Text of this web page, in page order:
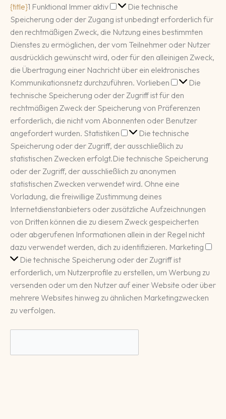
{title}1 Funktional Immer aktiv Funktional
Die technische
Speicherung oder der Zugang ist unbedingt erforderlich für
den rechtmäßigen Zweck, die Nutzung eines bestimmten
Dienstes zu ermöglichen, der vom Teilnehmer oder Nutzer
ausdrücklich gewünscht wird, oder für den alleinigen Zweck,
die Übertragung einer Nachricht über ein elektronisches
Kommunikationsnetz durchzuführen. Vorlieben Vorlieben
Die
technische Speicherung oder der Zugriff ist für den
rechtmäßigen Zweck der Speicherung von Präferenzen
erforderlich, die nicht vom Abonnenten oder Benutzer
angefordert wurden. Statistiken Statistiken
Die technische
Speicherung oder der Zugriff, der ausschließlich zu
statistischen Zwecken erfolgt.Die technische Speicherung
oder der Zugriff, der ausschließlich zu anonymen
statistischen Zwecken verwendet wird. Ohne eine
Vorladung, die freiwillige Zustimmung deines
Internetdienstanbieters oder zusätzliche Aufzeichnungen
von Dritten können die zu diesem Zweck gespeicherten
oder abgerufenen Informationen allein in der Regel nicht
dazu verwendet werden, dich zu identifizieren. Marketing
Die technische Speicherung oder der Zugriff ist
erforderlich, um Nutzerprofile zu erstellen, um Werbung zu
versenden oder um den Nutzer auf einer Website oder über
mehrere Websites hinweg zu ähnlichen Marketingzwecken
zu verfolgen.